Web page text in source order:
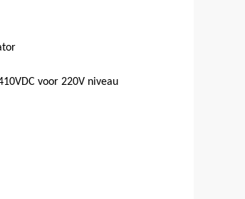
voor 220V niveau